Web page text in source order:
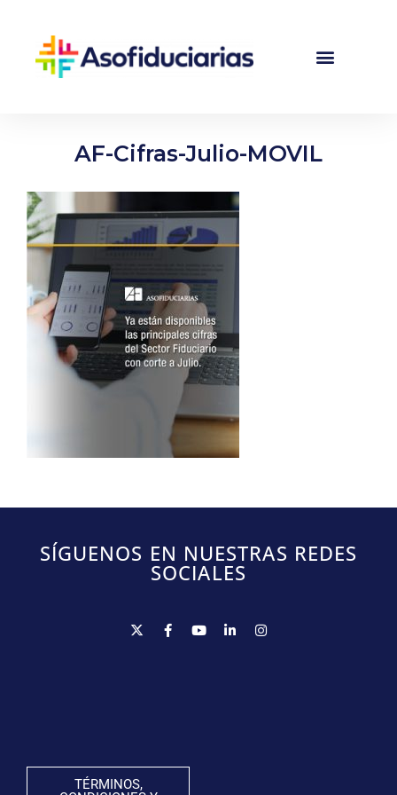
AF-Cifras-Julio-MOVIL
SÍGUENOS EN NUESTRAS REDES
SOCIALES
TÉRMINOS,